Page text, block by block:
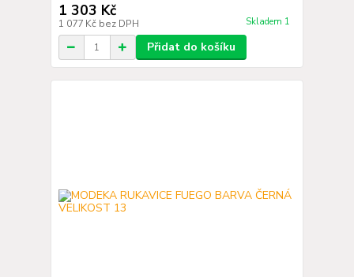
1 303 Kč
1 077 Kč bez DPH Skladem 1
Přidat do košíku